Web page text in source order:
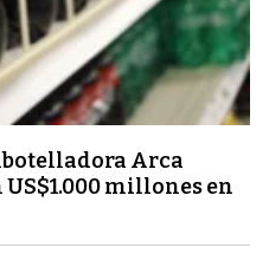
Arca
millones en